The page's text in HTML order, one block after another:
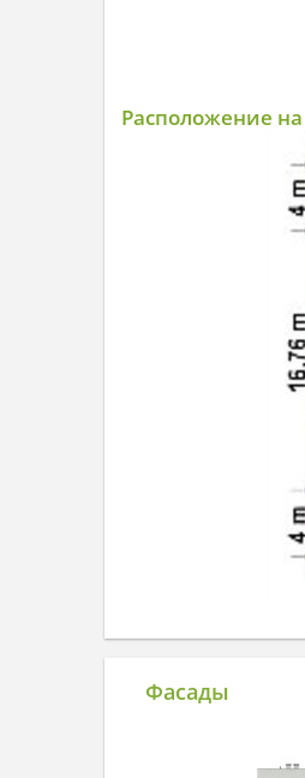
Расположение на
Фасады